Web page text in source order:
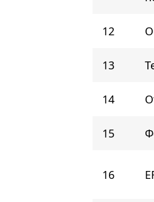
12
13
14
15
16